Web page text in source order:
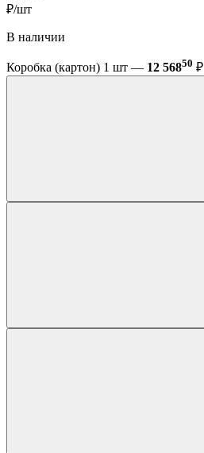
₽/шт
В наличии
Коробка (картон) 1 шт — 12 56850 ₽